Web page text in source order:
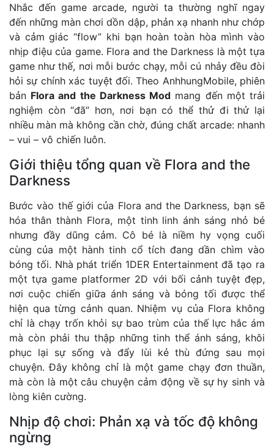
Nhắc đến game arcade, người ta thường nghĩ ngay
đến những màn chơi dồn dập, phản xạ nhanh như chớp
và cảm giác “flow” khi bạn hoàn toàn hòa mình vào
nhịp điệu của game. Flora and the Darkness là một tựa
game như thế, nơi mỗi bước chạy, mỗi cú nhảy đều đòi
hỏi sự chính xác tuyệt đối. Theo AnhhungMobile, phiên
bản Flora and the Darkness Mod mang đến một trải
nghiệm còn “đã” hơn, nơi bạn có thể thử đi thử lại
nhiều màn mà không cần chờ, đúng chất arcade: nhanh
– vui – vô chiến luôn.
Giới thiệu tổng quan về Flora and the
Darkness
Bước vào thế giới của Flora and the Darkness, bạn sẽ
hóa thân thành Flora, một tinh linh ánh sáng nhỏ bé
nhưng đầy dũng cảm. Cô bé là niềm hy vọng cuối
cùng của một hành tinh cổ tích đang dần chìm vào
bóng tối. Nhà phát triển 1DER Entertainment đã tạo ra
một tựa game platformer 2D với bối cảnh tuyệt đẹp,
nơi cuộc chiến giữa ánh sáng và bóng tối được thể
hiện qua từng cảnh quan. Nhiệm vụ của Flora không
chỉ là chạy trốn khỏi sự bao trùm của thế lực hắc ám
mà còn phải thu thập những tinh thể ánh sáng, khôi
phục lại sự sống và đẩy lùi kẻ thù đứng sau mọi
chuyện. Đây không chỉ là một game chạy đơn thuần,
mà còn là một câu chuyện cảm động về sự hy sinh và
lòng kiên cường.
Nhịp độ chơi: Phản xạ và tốc độ không
ngừng